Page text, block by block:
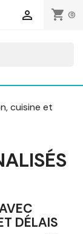
shopping_cart (0)

cuisine et
DÉLAIS